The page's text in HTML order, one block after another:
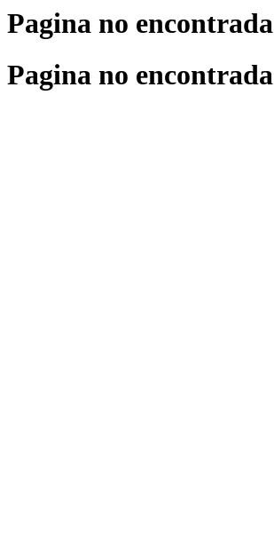
Pagina no encontrada
Pagina no encontrada